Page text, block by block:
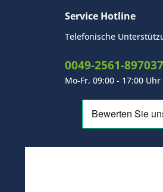
Service Hotline
Telefonische
0049-2561-897037
Mo-Fr, 09:00 - 17:00 Uhr